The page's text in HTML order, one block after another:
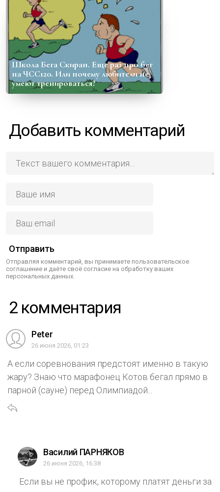
Школа Бега Скиран. Еще раз про бег
на ЧСС120. Или почему любители не
умеют тренироваться?
Добавить комментарий
Отправить
Отправляя комментарий, вы принимаете пользовательское
соглашение и даёте своё согласие на обработку ваших
персональных данных.
2 комментария
Peter
26 июня 2026, 01:23
А если соревнования предстоят именно в такую
жару? Знаю что марафонец Котов бегал прямо в
парной (сауне) перед Олимпиадой...
Василий ПАРНЯКОВ
26 июня 2026, 16:38
Если вы не профик, которому платят деньги за